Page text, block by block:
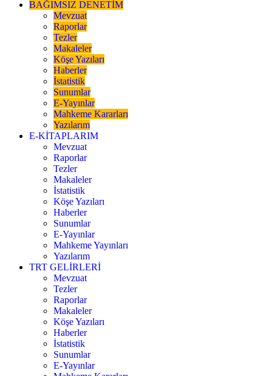
BAĞIMSIZ DENETİM
Mevzuat
Raporlar
Tezler
Makaleler
Köşe Yazıları
Haberler
İstatistik
Sunumlar
E-Yayınlar
Mahkeme Kararları
Yazılarım
E-KİTAPLARIM
Mevzuat
Raporlar
Tezler
Makaleler
İstatistik
Köşe Yazıları
Haberler
Sunumlar
E-Yayınlar
Mahkeme Yayınları
Yazılarım
TRT GELİRLERİ
Mevzuat
Tezler
Raporlar
Makaleler
Köşe Yazıları
Haberler
İstatistik
Sunumlar
E-Yayınlar